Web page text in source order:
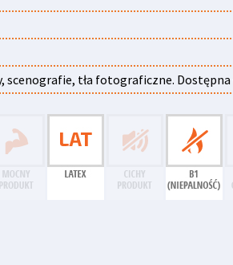
tła fotograficzne. Dostępna